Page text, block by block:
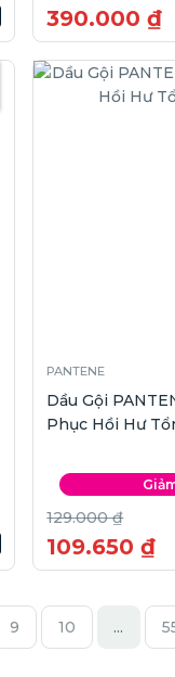
390.000 ₫
PANTENE
Dầu Gội
Phục Hồi Hư
129.000 ₫
109.650 ₫
9 10 ...